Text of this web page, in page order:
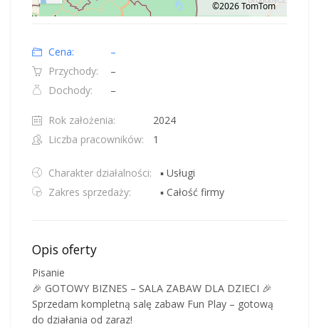
Road
©2026 TomTom
Cena:
–
Przychody:
–
Dochody:
–
Rok założenia:
2024
Liczba pracowników:
1
Charakter działalności:
▪ Usługi
Zakres sprzedaży:
▪ Całość firmy
Opis oferty
Pisanie
🎉 GOTOWY BIZNES – SALA ZABAW DLA DZIECI 🎉
Sprzedam kompletną salę zabaw Fun Play – gotową
do działania od zaraz!